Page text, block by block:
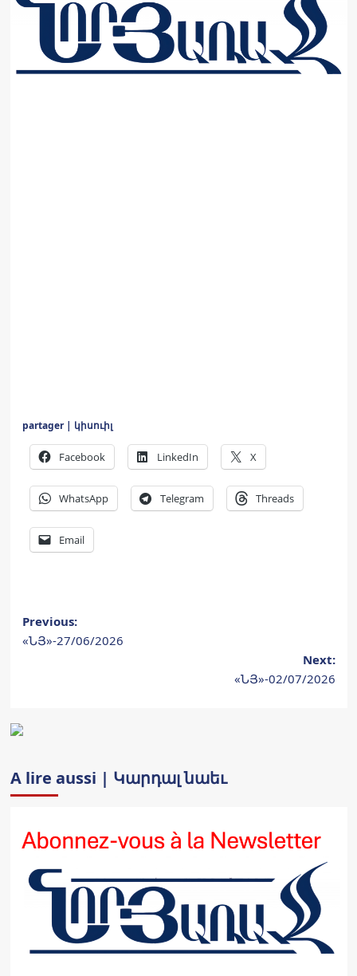
partager | կիսուիլ
Facebook LinkedIn X
WhatsApp Telegram Threads
Email
Post
navigation
Previous:
«ՆՅ»-27/06/2026
Next:
«ՆՅ»-02/07/2026
A lire aussi | Կարդալ նաեւ